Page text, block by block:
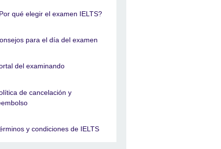
qué elegir el examen IELTS?
para el día del examen
del examinando
de cancelación y
y condiciones de IELTS